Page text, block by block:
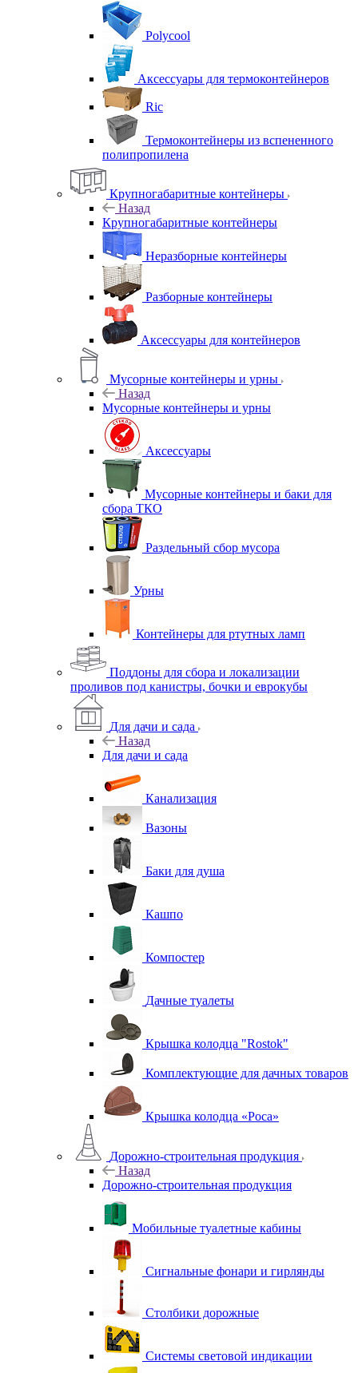
Polycool
Аксессуары для термоконтейнеров
Ric
Термоконтейнеры из вспененного
полипропилена
Крупногабаритные контейнеры
Назад
Крупногабаритные контейнеры
Неразборные контейнеры
Разборные контейнеры
Аксессуары для контейнеров
Мусорные контейнеры и урны
Назад
Мусорные контейнеры и урны
Аксессуары
Мусорные контейнеры и баки для
сбора ТКО
Раздельный сбор мусора
Урны
Контейнеры для ртутных ламп
Поддоны для сбора и локализации
проливов под канистры, бочки и еврокубы
Для дачи и сада
Назад
Для дачи и сада
Канализация
Вазоны
Баки для душа
Кашпо
Компостер
Дачные туалеты
Крышка колодца "Rostok"
Комплектующие для дачных товаров
Крышка колодца «Роса»
Дорожно-строительная продукция
Назад
Дорожно-строительная продукция
Мобильные туалетные кабины
Сигнальные фонари и гирлянды
Столбики дорожные
Системы световой индикации